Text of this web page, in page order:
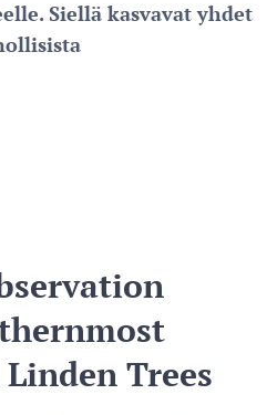
Siellä kasvavat yhdet
Trees